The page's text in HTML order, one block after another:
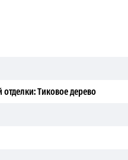
Тиковое дерево